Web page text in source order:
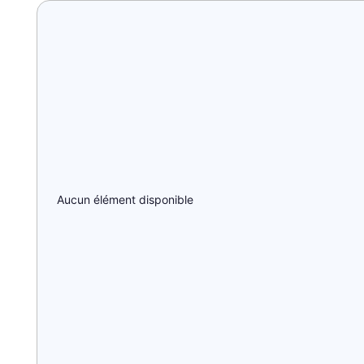
Aucun élément disponible